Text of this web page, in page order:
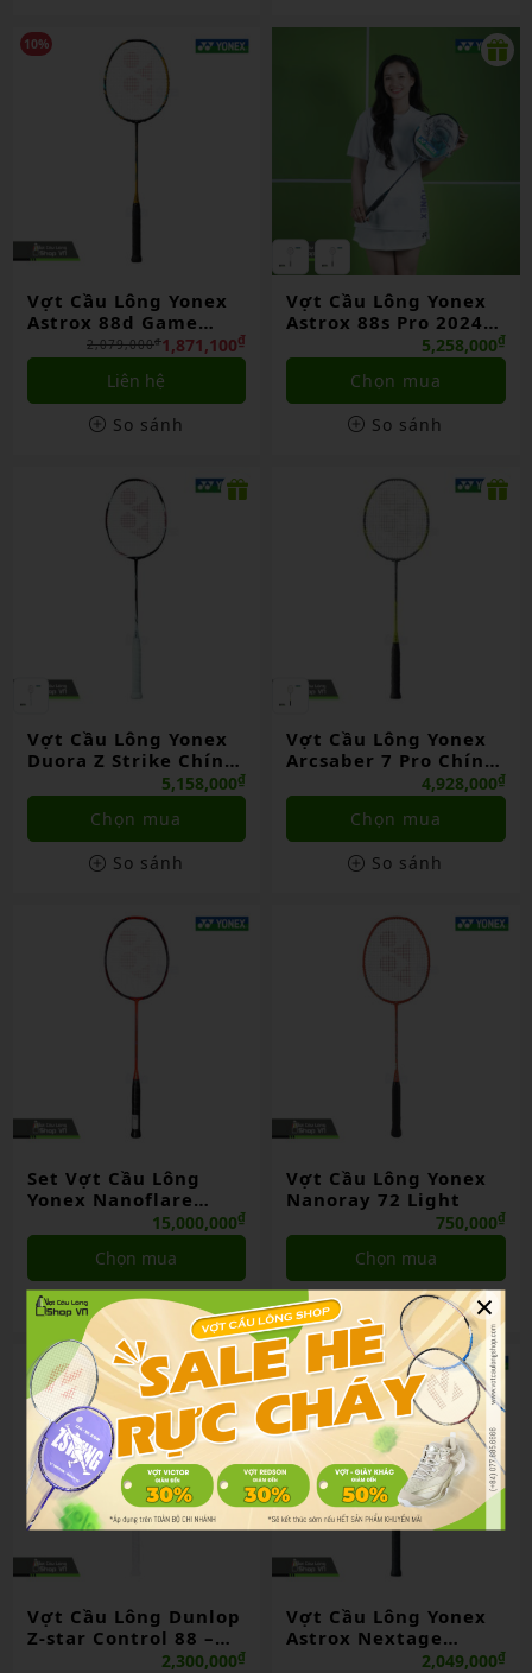
10%
Vợt Cầu Lông Yonex
Astrox 88d Game
Chính Hãng
1,871,100₫
2,079,000₫
Liên hệ
So sánh
Vợt Cầu Lông Yonex
Astrox 88s Pro 2024
5,258,000₫
Chọn mua
So sánh
Vợt Cầu Lông Yonex
Duora Z Strike Chính
5,158,000₫
Chọn mua
So sánh
Vợt Cầu Lông Yonex
Arcsaber 7 Pro Chính
4,928,000₫
Chọn mua
So sánh
Set Vợt Cầu Lông
Yonex Nanoflare
1000z Red China
Limited
15,000,000₫
Chọn mua
So sánh
Vợt Cầu Lông Yonex
Nanoray 72 Light
750,000₫
Chọn mua
So sánh
Vợt Cầu Lông Dunlop
Z-star Control 88 –
2,300,000₫
Vợt Cầu Lông Yonex
Astrox Nextage
2,049,000₫
×